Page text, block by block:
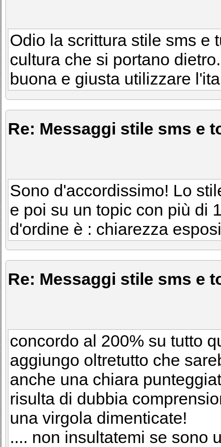
Odio la scrittura stile sms e
cultura che si portano
buona e giusta utilizzare
Re: Messaggi stile sms e
Sono d'accordissimo! Lo
e poi su un topic con più di
d'ordine è : chiarezza
Re: Messaggi stile sms e
concordo al 200% su tutto
aggiungo oltretutto che
anche una chiara
risulta di dubbia
una virgola dimenticate!
.... non insultatemi se sono